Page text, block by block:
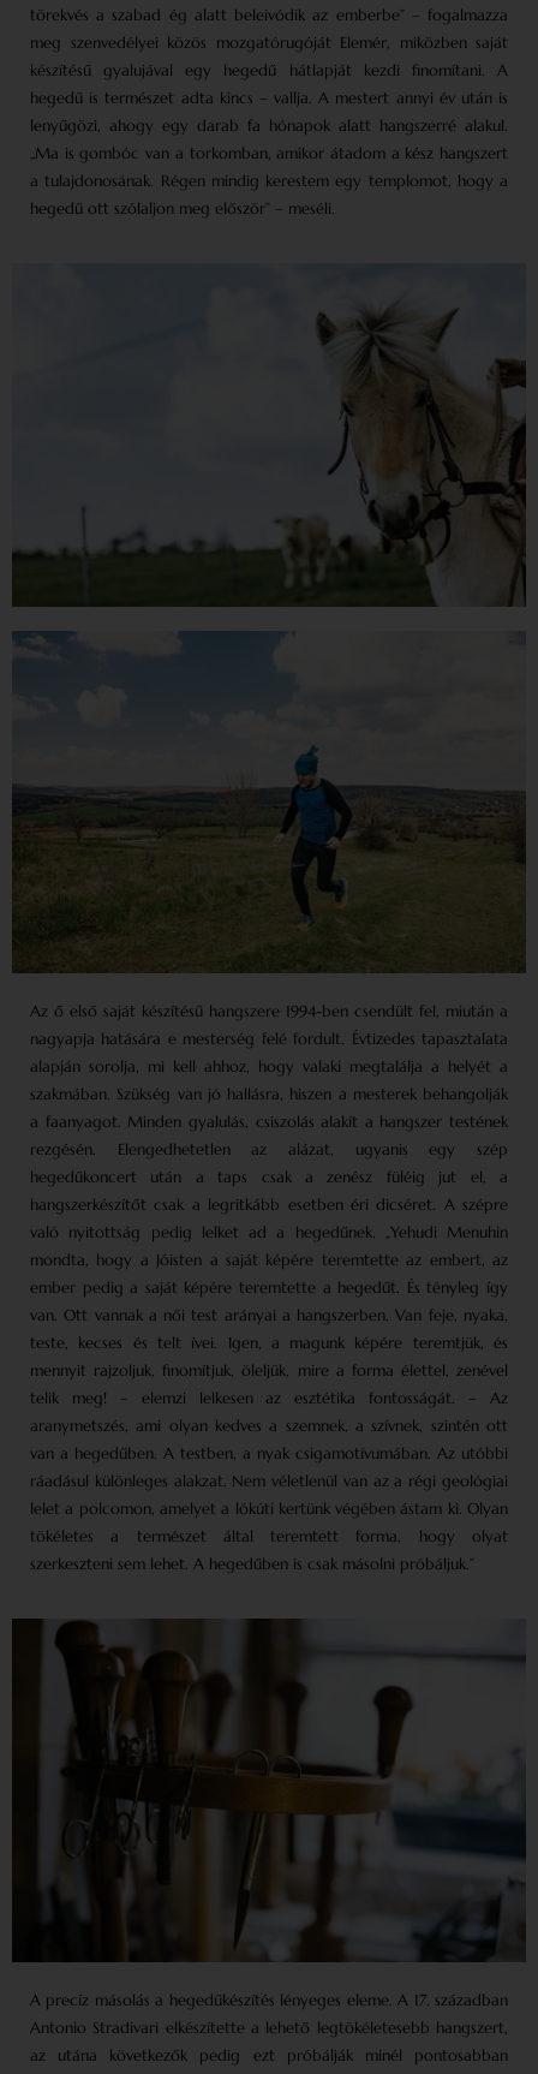
törekvés a szabad ég alatt beleivódik az emberbe” – fogalmazza
meg szenvedélyei közös mozgató­rugóját Elemér, miközben saját
készítésű gyalujával egy hegedű hátlapját kezdi finomítani. A
hegedű is természet adta kincs – vallja. A mestert annyi év után is
lenyűgözi, ahogy egy darab fa hónapok alatt hangszerré alakul.
„Ma is gombóc van a torkomban, amikor átadom a kész hangszert
a tulajdonosának. Régen mindig kerestem egy templomot, hogy a
hegedű ott szólaljon meg először” – meséli.
Az ő első saját készítésű hangszere 1994-ben csendült fel, miután a
nagyapja hatására e mesterség felé fordult. Évtizedes tapasztalata
alapján sorolja, mi kell ahhoz, hogy valaki megtalálja a helyét a
szakmában. Szükség van jó hallásra, hiszen a mesterek behangolják
a faanyagot. Minden gyalulás, csiszolás alakít a hangszer testének
rezgésén. Elengedhetetlen az alázat, ugyanis egy szép
hegedűkoncert után a taps csak a zenész füléig jut el, a
hangszerkészítőt csak a legritkább esetben éri dicséret. A szépre
való nyitottság pedig lelket ad a hegedűnek. „Yehudi Menuhin
mondta, hogy a Jóisten a saját képére teremtette az embert, az
ember pedig a saját képére teremtette a hegedűt. És tényleg így
van. Ott vannak a női test arányai a hangszerben. Van feje, nyaka,
teste, kecses és telt ívei. Igen, a magunk képére teremtjük, és
mennyit rajzoljuk, finomítjuk, öleljük, mire a forma élettel, zenével
telik meg! – elemzi lelkesen az esztétika fontosságát. – Az
aranymetszés, ami olyan kedves a szemnek, a szívnek, szintén ott
van a hegedűben. A testben, a nyak csigamotívumában. Az utóbbi
ráadásul különleges alakzat. Nem véletlenül van az a régi geológiai
lelet a polcomon, amelyet a lókúti kertünk végében ástam ki. Olyan
tökéletes a természet által teremtett forma, hogy olyat
szerkeszteni sem lehet. A hegedűben is csak másolni próbáljuk.”
A precíz másolás a hegedűkészítés lényeges eleme. A 17. században
Antonio Stradivari elkészítette a lehető legtökéletesebb hangszert,
az utána következők pedig ezt próbálják minél pontosabban